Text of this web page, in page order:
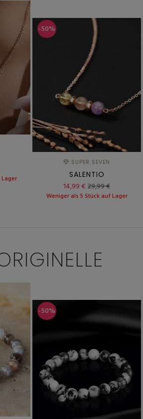
-50%
SUPER SEVEN
SALENTIO
14,99 € 29,99 €
Weniger als 5 Stück auf Lager
-50%